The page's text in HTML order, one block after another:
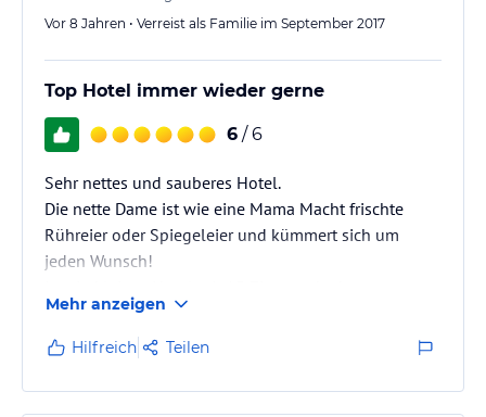
Vor 8 Jahren • Verreist als Familie im September 2017
Top Hotel immer wieder gerne
6 / 6
Sehr nettes und sauberes Hotel.
Die nette Dame ist wie eine Mama Macht frischte
Rühreier oder Spiegeleier und kümmert sich um
jeden Wunsch!
Familienbetrieb aber mit viel Herz und liebe geführt.
Ich fühle mich top wohl hier!
Appartement 305 kann ich nur empfehlen.
Komplett Hotel sehr sauber!
Mehr anzeigen
Hilfreich Teilen